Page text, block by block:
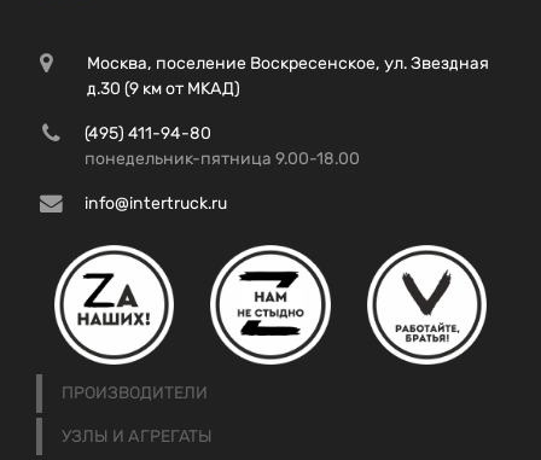
Москва, поселение Воскресенское, ул. Звездная
д.30 (9 км от МКАД)
(495) 411-94-80
понедельник-пятница 9.00-18.00
info@intertruck.ru
ПРОИЗВОДИТЕЛИ
УЗЛЫ И АГРЕГАТЫ